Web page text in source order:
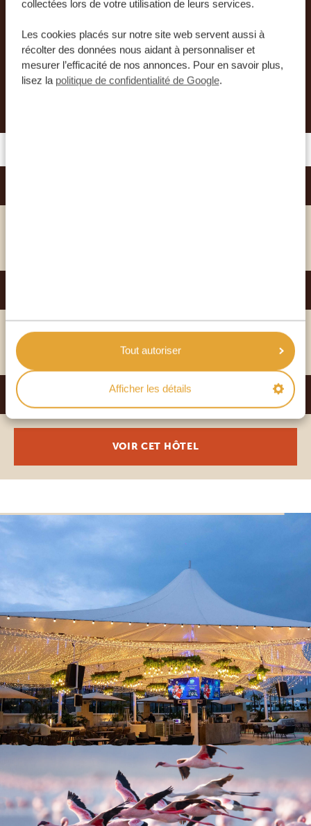
collectées lors de votre utilisation de leurs services.
Les cookies placés sur notre site web servent aussi à
récolter des données nous aidant à personnaliser et
mesurer l’efficacité de nos annonces. Pour en savoir plus,
lisez la politique de confidentialité de Google.
Tout autoriser
Afficher les détails
unique et inoubliable. Nos experts vous aideront
à organiser le plus beau voyage de votre vie.
DEMANDER UN DEVIS POUR CE VOYAGE
PLATINUM
EMARA OLE SERENI
VOIR CET HÔTEL